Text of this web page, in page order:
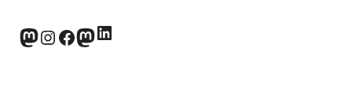
norden.social
Instagram
Facebook
wp-punks.social
LinkedIn